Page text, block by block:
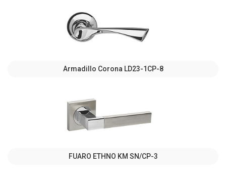
Armadillo Corona LD23-1CP-8
FUARO ETHNO KM SN/CP-3